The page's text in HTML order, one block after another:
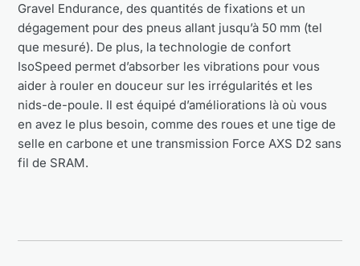
Gravel Endurance, des quantités de fixations et un
dégagement pour des pneus allant jusqu’à 50 mm (tel
que mesuré). De plus, la technologie de confort
IsoSpeed permet d’absorber les vibrations pour vous
aider à rouler en douceur sur les irrégularités et les
nids-de-poule. Il est équipé d’améliorations là où vous
en avez le plus besoin, comme des roues et une tige de
selle en carbone et une transmission Force AXS D2 sans
fil de SRAM.